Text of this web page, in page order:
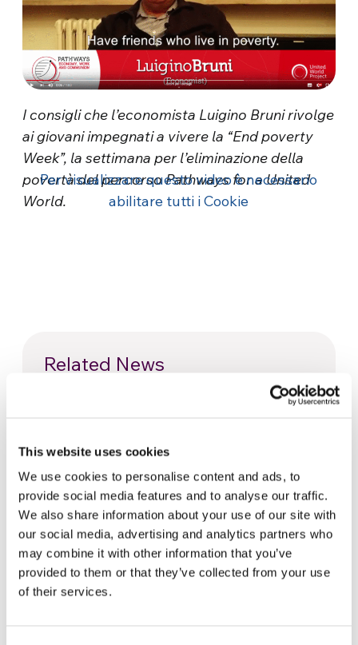
This website uses cookies
We use cookies to personalise content and ads, to
provide social media features and to analyse our traffic.
We also share information about your use of our site with
our social media, advertising and analytics partners who
may combine it with other information that you’ve
provided to them or that they’ve collected from your use
of their services.
I consigli che l’economista Luigino Bruni rivolge
ai giovani impegnati a vivere la “End poverty
Week”, la settimana per l’eliminazione della
povertà del percorso Pathways for a United
World.
Per visualizzare questo video è necessario
abilitare tutti i Cookie
Related News
Festival Re-Imagine Peace, da
Firenze un inno alla pace
24 Luglio 2026
Come Toronto vive i Mondiali: